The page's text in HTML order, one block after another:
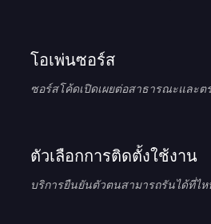
โอเพ่นซอร์ส
ซอร์สโค้ดเปิดเผยต่อสาธารณะและต
ตัวเลือกการติดตั้งใช้งาน
บริการยืนยันตัวตนสามารถรันได้ที่ไ